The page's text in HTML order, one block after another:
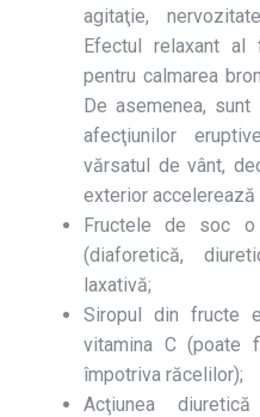
agitaţie,
Efectul relaxant
pentru calmarea
De asemenea, sunt
afecţiunilor
vărsatul de vânt,
exterior accelerează
Fructele de soc o
(diaforetică,
laxativă;
Siropul din fructe
vitamina C (poate
împotriva răcelilor);
Acţiunea